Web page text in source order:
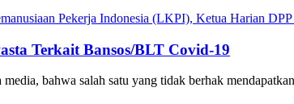
Terkait Bansos/BLT Covid-19
bahwa salah satu yang tidak berhak